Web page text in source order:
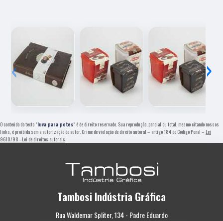
‹ ›
O conteúdo do texto "luva para potes" é de direito reservado. Sua reprodução, parcial ou total, mesmo citando nossos
links, é proibida sem a autorização do autor. Crime de violação de direito autoral – artigo 184 do Código Penal – Lei
9610/98 - Lei de direitos autorais
Tambosi Indústria Gráfica
Rua Waldemar Spliter, 134 - Padre Eduardo